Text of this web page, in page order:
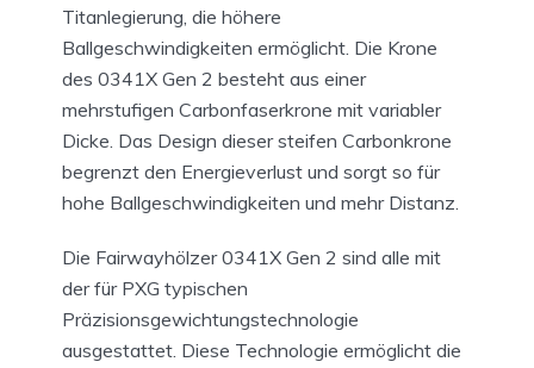
Titanlegierung, die höhere
Ballgeschwindigkeiten ermöglicht. Die Krone
des 0341X Gen 2 besteht aus einer
mehrstufigen Carbonfaserkrone mit variabler
Dicke. Das Design dieser steifen Carbonkrone
begrenzt den Energieverlust und sorgt so für
hohe Ballgeschwindigkeiten und mehr Distanz.
Die Fairwayhölzer 0341X Gen 2 sind alle mit
der für PXG typischen
Präzisionsgewichtungstechnologie
ausgestattet. Diese Technologie ermöglicht die